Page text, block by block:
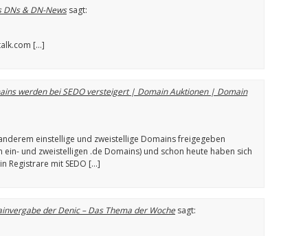
DNs & DN-News sagt:
[…]
werden bei SEDO versteigert | Domain Auktionen | Domain
einstellige und zweistellige Domains freigegeben
ein- und zweistelligen .de Domains) und schon heute haben sich
Registrare mit SEDO […]
der Denic – Das Thema der Woche sagt: